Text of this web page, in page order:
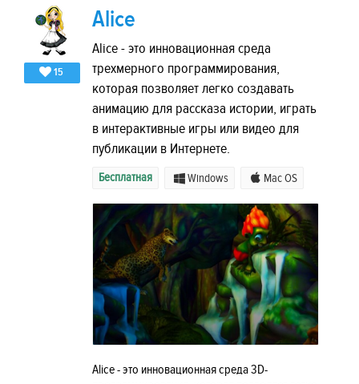
15
Alice
Alice - это инновационная среда
трехмерного программирования,
которая позволяет легко создавать
анимацию для рассказа истории, играть
в интерактивные игры или видео для
публикации в Интернете.
Бесплатная Windows Mac OS
Alice - это инновационная среда 3D-